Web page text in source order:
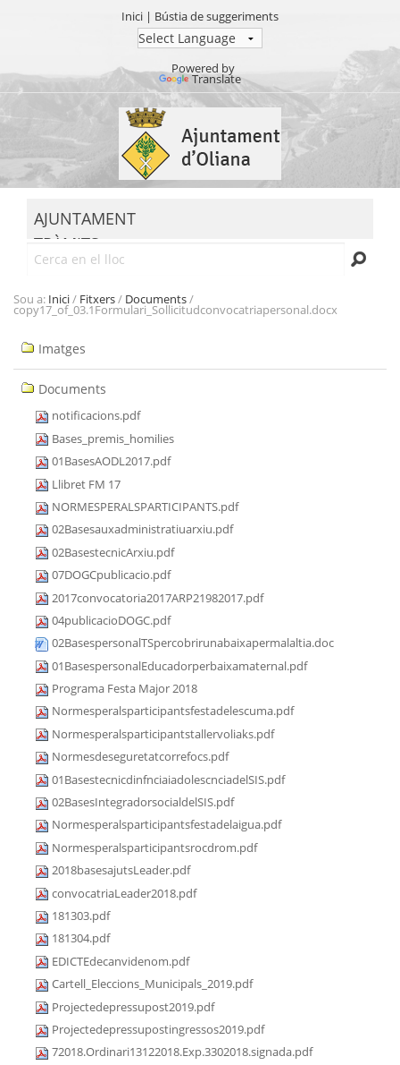
Inici | Bústia de suggeriments
Powered by
Translate
contingut.
Salta
AJUNTAMENT
TRÀMITS
SEU ELECTRÒNICA
TRANSPARÈNCIA
Sou a: Inici/ Fitxers/ Documents/
copy17_of_03.1Formulari_Sollicitudconvocatriapersonal.docx
Navegació
Imatges
Documents
notificacions.pdf
Bases_premis_homilies
01BasesAODL2017.pdf
Llibret FM 17
NORMESPERALSPARTICIPANTS.pdf
02Basesauxadministratiuarxiu.pdf
02BasestecnicArxiu.pdf
07DOGCpublicacio.pdf
2017convocatoria2017ARP21982017.pdf
04publicacioDOGC.pdf
02BasespersonalTSpercobrirunabaixapermalaltia.doc
01BasespersonalEducadorperbaixamaternal.pdf
Programa Festa Major 2018
Normesperalsparticipantsfestadelescuma.pdf
Normesperalsparticipantstallervoliaks.pdf
Normesdeseguretatcorrefocs.pdf
01BasestecnicdinfnciaiadolescnciadelSIS.pdf
02BasesIntegradorsocialdelSIS.pdf
Normesperalsparticipantsfestadelaigua.pdf
Normesperalsparticipantsrocdrom.pdf
2018basesajutsLeader.pdf
convocatriaLeader2018.pdf
181303.pdf
181304.pdf
EDICTEdecanvidenom.pdf
Cartell_Eleccions_Municipals_2019.pdf
Projectedepressupost2019.pdf
Projectedepressupostingressos2019.pdf
72018.Ordinari13122018.Exp.3302018.signada.pdf